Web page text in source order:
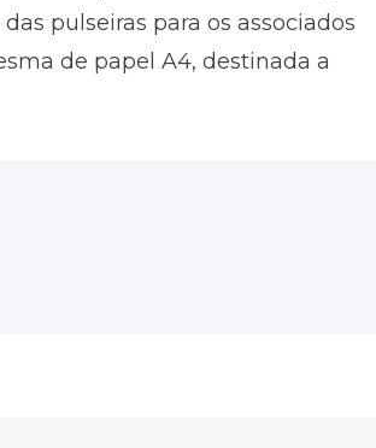
pulseiras para os associados
de papel A4, destinada a